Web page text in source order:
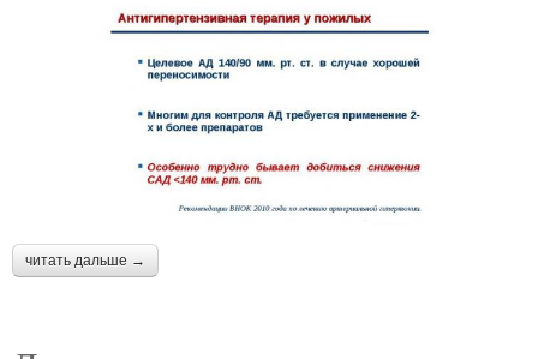
читать дальше →